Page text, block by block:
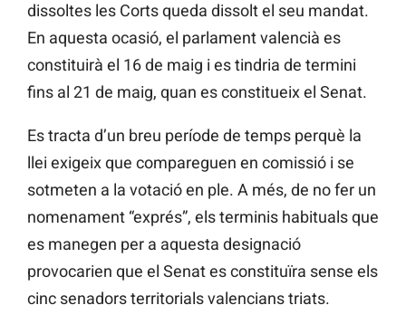
dissoltes les Corts queda dissolt el seu mandat.
En aquesta ocasió, el parlament valencià es
constituirà el 16 de maig i es tindria de termini
fins al 21 de maig, quan es constitueix el Senat.
Es tracta d’un breu període de temps perquè la
llei exigeix que compareguen en comissió i se
sotmeten a la votació en ple. A més, de no fer un
nomenament “exprés”, els terminis habituals que
es manegen per a aquesta designació
provocarien que el Senat es constituïra sense els
cinc senadors territorials valencians triats.